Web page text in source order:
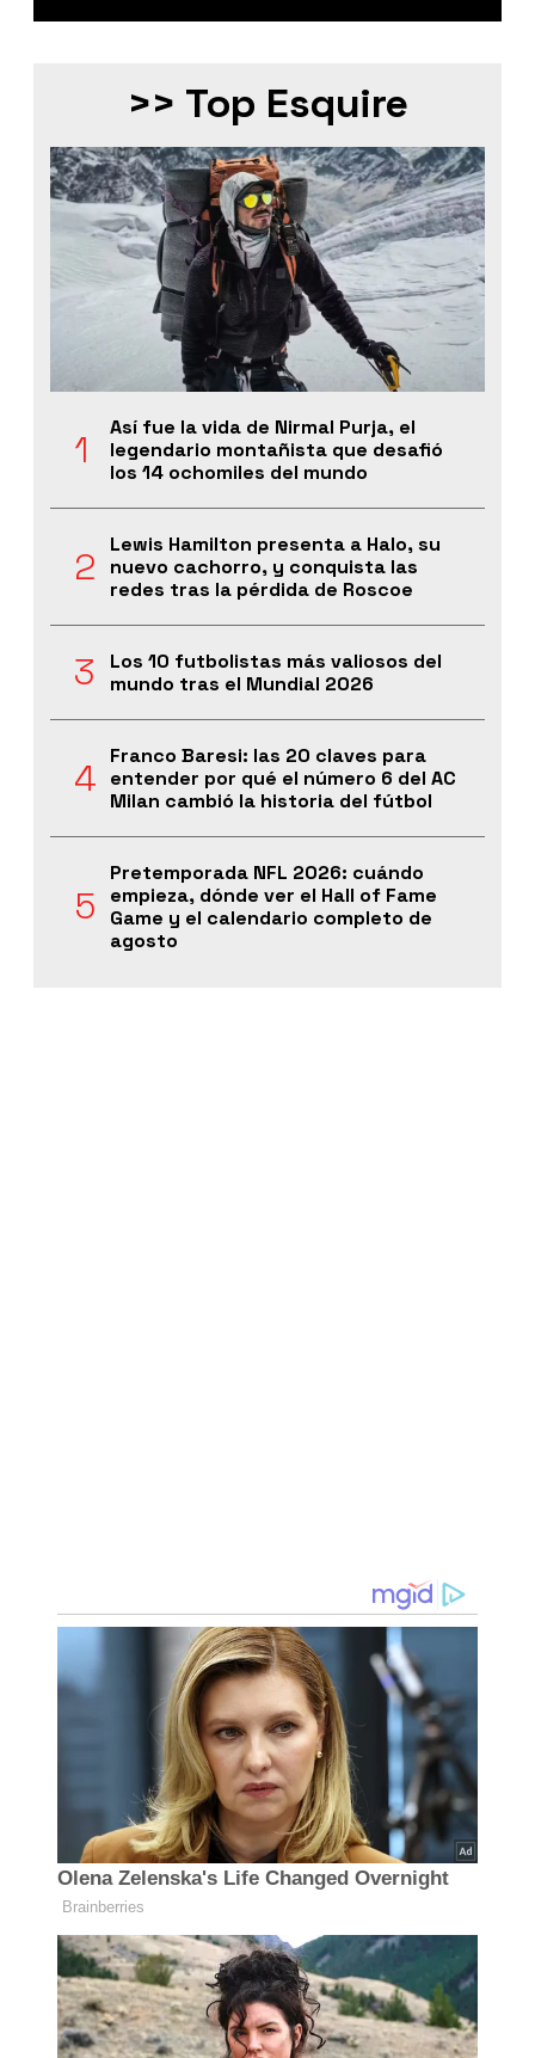
>> Top Esquire
Así fue la vida de Nirmal Purja, el
legendario montañista que desafió
los 14 ochomiles del mundo
Lewis Hamilton presenta a Halo, su
nuevo cachorro, y conquista las
redes tras la pérdida de Roscoe
Los 10 futbolistas más valiosos del
mundo tras el Mundial 2026
Franco Baresi: las 20 claves para
entender por qué el número 6 del AC
Milan cambió la historia del fútbol
Pretemporada NFL 2026: cuándo
empieza, dónde ver el Hall of Fame
Game y el calendario completo de
agosto